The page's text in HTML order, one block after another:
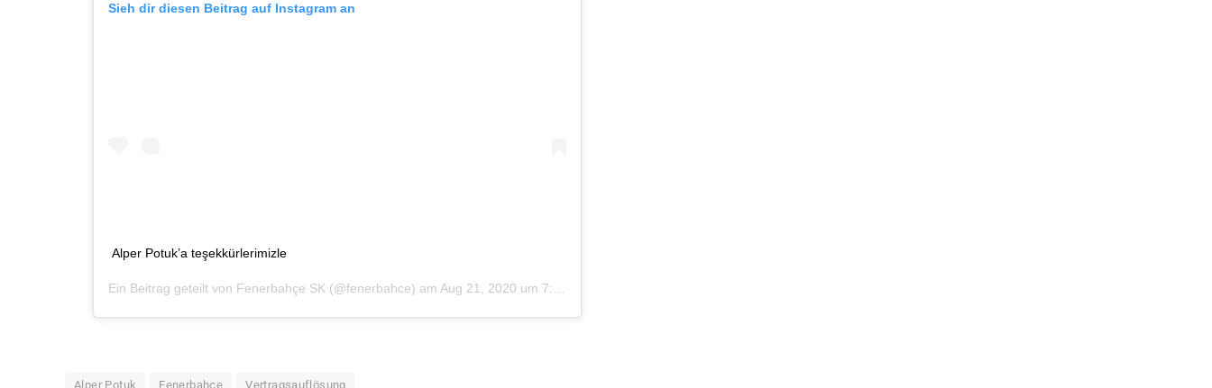
Sieh dir diesen Beitrag auf Instagram an
Alper Potuk’a teşekkürlerimizle
Ein Beitrag geteilt von Fenerbahçe SK (@fenerbahce) am Aug 21, 2020 um 7:32 PDT
Alper Potuk Fenerbahce Vertragsauflösung